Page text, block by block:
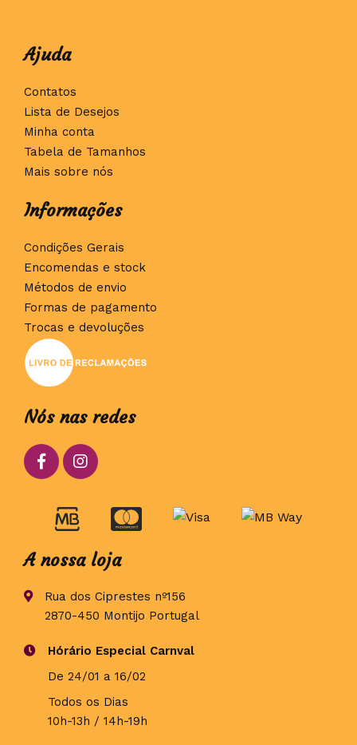
Ajuda
Contatos
Lista de Desejos
Minha conta
Tabela de Tamanhos
Mais sobre nós
Informações
Condições Gerais
Encomendas e stock
Métodos de envio
Formas de pagamento
Trocas e devoluções
Nós nas redes
A nossa loja
Rua dos Ciprestes nº156
2870-450 Montijo Portugal
Hórário Especial Carnval
De 24/01 a 16/02
Todos os Dias
10h-13h / 14h-19h